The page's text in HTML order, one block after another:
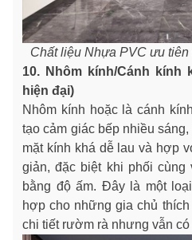
Chất liệu Nhựa PVC ưu
10. Nhôm kính/Cánh kính
hiện đại)
Nhôm kính hoặc là cánh
tạo cảm giác bếp nhiều
mặt kính khá dễ lau và hợp
giản, đặc biệt khi phối
bằng độ ấm. Đây là một
hợp cho những gia chủ thích
chi tiết rườm rà nhưng vẫn